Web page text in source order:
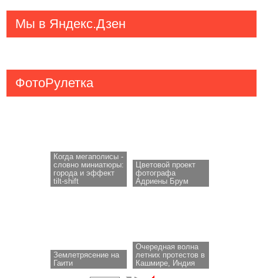
Мы в Яндекс.Дзен
ФотоРулетка
Когда мегаполисы -
словно миниатюры:
города и эффект
tilt-shift
Цветовой проект
фотографа
Адриены Брум
Землетрясение на
Гаити
Очередная волна
летних протестов в
Кашмире, Индия